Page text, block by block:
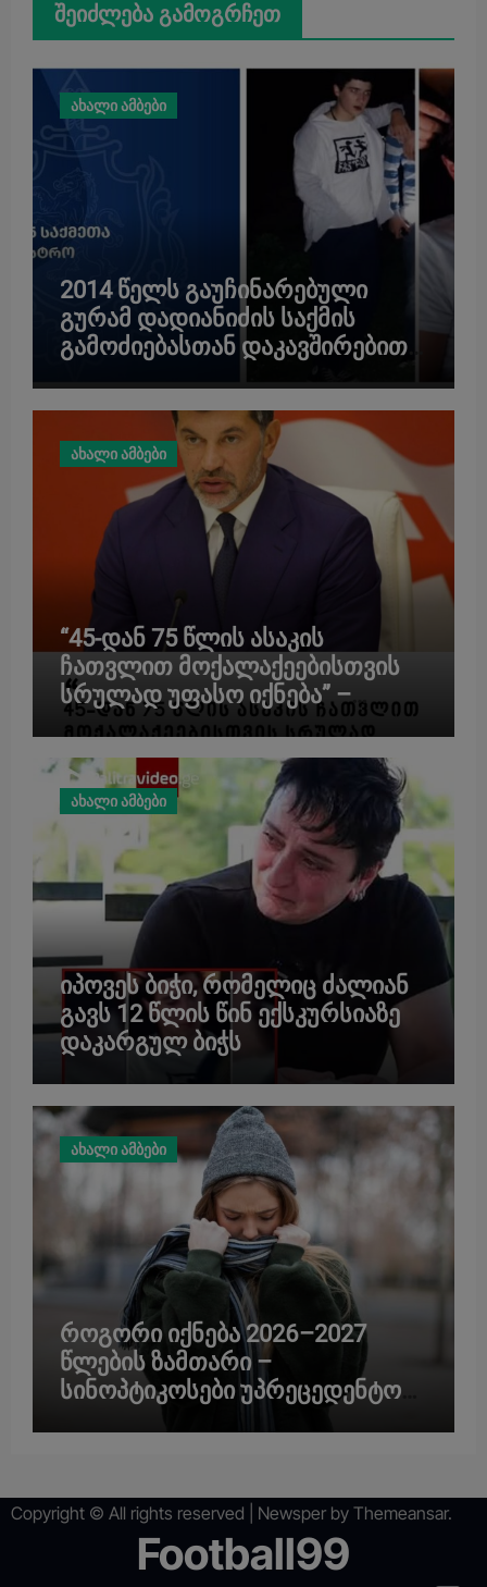
შეიძლება გამოგრჩეთ
ახალი ამბები
2014 წელს გაუჩინარებული
გურამ დადიანიძის საქმის
გამოძიებასთან დაკავშირებით,
ავრცელებს
ახალი ამბები
“45-დან 75 წლის ასაკის
ჩათვლით მოქალაქეებისთვის
სრულად უფასო იქნება” –
გადაწყვეტილება, რომელიც 1-
ელი მაისიდან ამოქმედდება
ახალი ამბები
იპოვეს ბიჭი, რომელიც ძალიან
გავს 12 წლის წინ ექსკურსიაზე
დაკარგულ ბიჭს
ახალი ამბები
როგორი იქნება 2026–2027
წლების ზამთარი –
სინოპტიკოსები უპრეცედენტო
Copyright © All rights reserved Newsperby Themeansar.
Football99